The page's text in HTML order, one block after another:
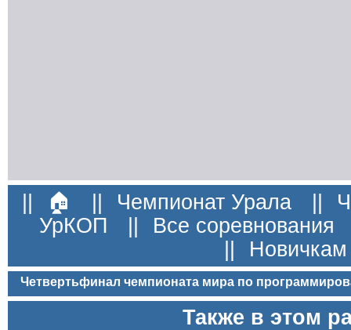
|| 🏠 || Чемпионат Урала ||
УрКОП
|| Все соревнования
||
Новичкам
Четвертьфинал чемпионата мира по
Также в этом